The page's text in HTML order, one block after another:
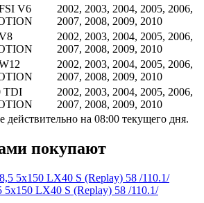
V6
2002, 2003, 2004, 2005, 2006,
2007, 2008, 2009, 2010
2002, 2003, 2004, 2005, 2006,
2007, 2008, 2009, 2010
2002, 2003, 2004, 2005, 2006,
2007, 2008, 2009, 2010
TDI
2002, 2003, 2004, 2005, 2006,
2007, 2008, 2009, 2010
на 08:00 текущего дня.
покупают
LX40 S (Replay) 58 /110.1/